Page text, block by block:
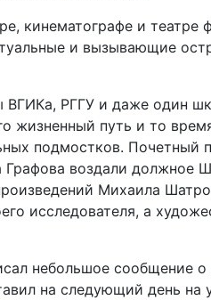
кинематографе и театре
и вызывающие
РГГУ и даже один
жизненный путь и то
подмостков. Почетный
воздали должное
Михаила
исследователя, а
небольшое сообщение о
на следующий день на